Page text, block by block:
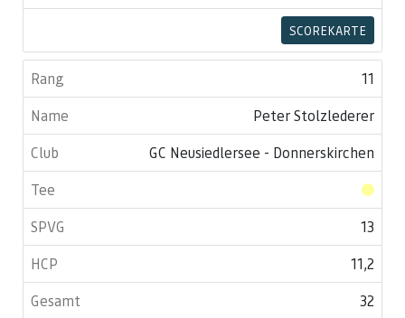
SCOREKARTE
11
Peter Stolzlederer
GC Neusiedlersee - Donnerskirchen
13
11,2
32